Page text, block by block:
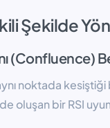
Şekilde
(Confluence)
noktada
oluşan bir RSI